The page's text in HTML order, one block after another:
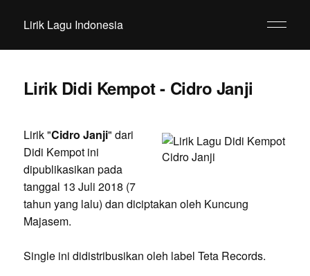
Lirik Lagu Indonesia
Lirik Didi Kempot - Cidro Janji
Lirik "Cidro Janji" dari
Didi Kempot ini
dipublikasikan pada
tanggal 13 Juli 2018 (7
tahun yang lalu) dan diciptakan oleh Kuncung
Majasem.
Single ini didistribusikan oleh label Teta Records.